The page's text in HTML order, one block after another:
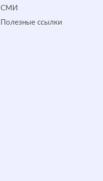
СМИ
Полезные ссылки